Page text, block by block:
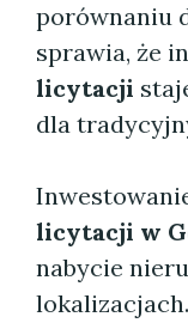
porównaniu
sprawia, że
licytacji
dla
licytacji w
nabycie